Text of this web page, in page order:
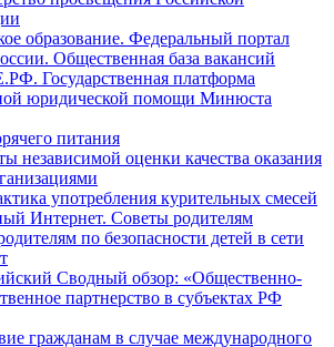
образование. Федеральный портал
Общественная база вакансий
Государственная платформа
юридической помощи Минюста
питания
независимой оценки качества оказания
употребления курительных смесей
Интернет. Советы родителям
по безопасности детей в сети
Сводный обзор: «Общественно-
партнерство в субъектах РФ
гражданам в случае международного